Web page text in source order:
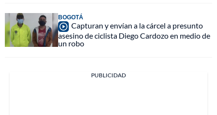
BOGOTÁ
Capturan y envían a la cárcel a presunto
asesino de ciclista Diego Cardozo en medio de
un robo
PUBLICIDAD